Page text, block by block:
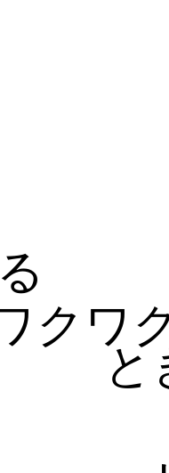
クワ
と